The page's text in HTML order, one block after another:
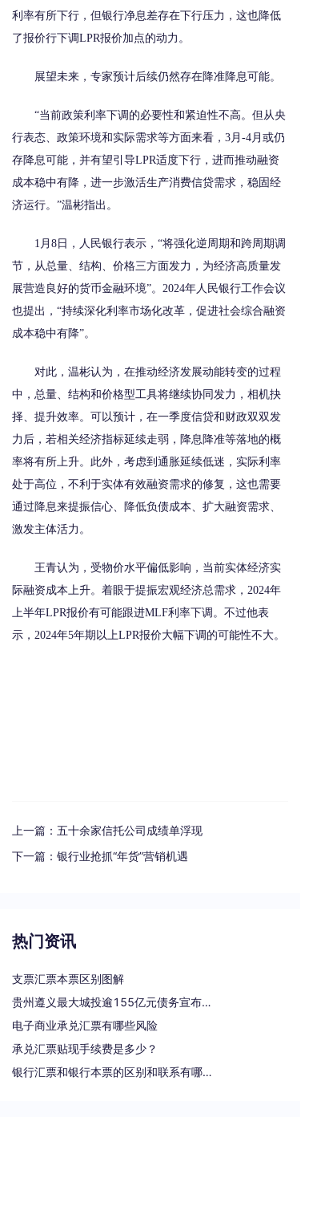
利率有所下行，但银行净息差存在下行压力，这也降低
了报价行下调LPR报价加点的动力。
展望未来，专家预计后续仍然存在降准降息可能。
“当前政策利率下调的必要性和紧迫性不高。但从央
行表态、政策环境和实际需求等方面来看，3月-4月或仍
存降息可能，并有望引导LPR适度下行，进而推动融资
成本稳中有降，进一步激活生产消费信贷需求，稳固经
济运行。”温彬指出。
1月8日，人民银行表示，“将强化逆周期和跨周期调
节，从总量、结构、价格三方面发力，为经济高质量发
展营造良好的货币金融环境”。2024年人民银行工作会议
也提出，“持续深化利率市场化改革，促进社会综合融资
成本稳中有降”。
对此，温彬认为，在推动经济发展动能转变的过程
中，总量、结构和价格型工具将继续协同发力，相机抉
择、提升效率。可以预计，在一季度信贷和财政双双发
力后，若相关经济指标延续走弱，降息降准等落地的概
率将有所上升。此外，考虑到通胀延续低迷，实际利率
处于高位，不利于实体有效融资需求的修复，这也需要
通过降息来提振信心、降低负债成本、扩大融资需求、
激发主体活力。
王青认为，受物价水平偏低影响，当前实体经济实
际融资成本上升。着眼于提振宏观经济总需求，2024年
上半年LPR报价有可能跟进MLF利率下调。不过他表
示，2024年5年期以上LPR报价大幅下调的可能性不大。
上一篇： 五十余家信托公司成绩单浮现
下一篇： 银行业抢抓“年货”营销机遇
热门资讯
支票汇票本票区别图解
贵州遵义最大城投逾155亿元债务宣布重组
电子商业承兑汇票有哪些风险
承兑汇票贴现手续费是多少？
银行汇票和银行本票的区别和联系有哪些（一文读懂支票、本票和汇票的区别）